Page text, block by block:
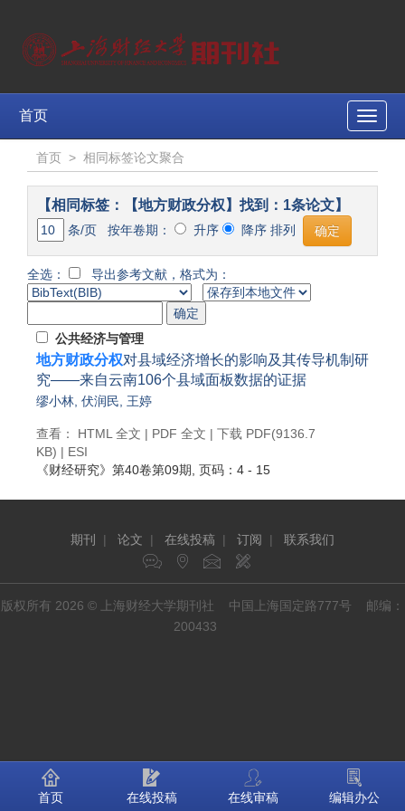
Toggle
首页
首页 > 相同标签论文聚合
【相同标签：【地方财政分权】找到：1条论文】
条/页 按年卷期： 升序 降序 排列
全选： 导出参考文献，格式为：
公共经济与管理
地方财政分权对县域经济增长的影响及其传导机制研
究——来自云南106个县域面板数据的证据
缪小林 伏润民 王婷
查看： HTML 全文 | PDF 全文 | 下载 PDF(9136.7
KB) | ESI
《财经研究》 第40卷第09期 , 页码：4 - 15
期刊 | 论文 | 在线投稿 | 订阅 | 联系我们
版权所有 2026 © 上海财经大学期刊社 中国上海国定路777号 邮编：
200433
首页 在线投稿 在线审稿 编辑办公